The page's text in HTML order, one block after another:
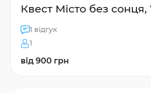
Квест Місто без сонця,
1 відгук
1
від 900 грн